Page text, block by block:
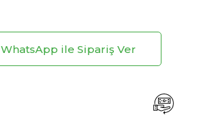
WhatsApp ile Sipariş Ver